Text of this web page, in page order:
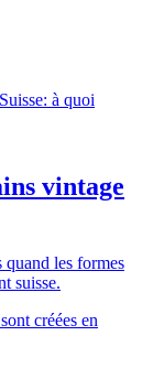
vintage
quand les formes
suisse.